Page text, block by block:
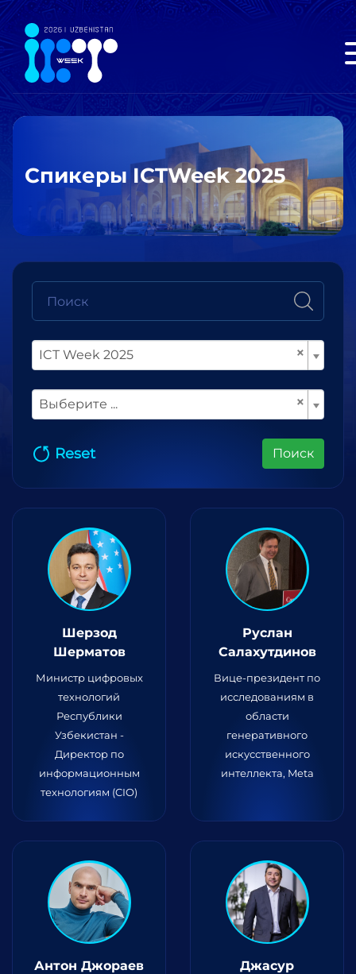
Спикеры ICTWeek 2025
×
ICT Week 2025
×
Выберите ...
Reset Поиск
Шерзод
Шерматов
Министр цифровых
технологий
Республики
Узбекистан -
Директор по
информационным
технологиям (CIO)
Руслан
Салахутдинов
Вице-президент по
исследованиям в
области
генеративного
искусственного
интеллекта, Meta
Антон Джораев
Джасур